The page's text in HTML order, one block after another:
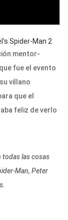
Spider-Man 2
mentor-
fue el evento
villano
que el
feliz de verlo
todas las cosas
Man, Peter